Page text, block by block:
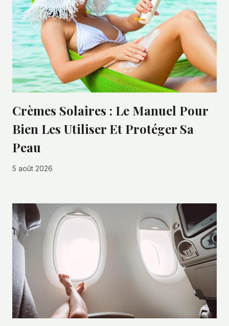
Crèmes Solaires : Le Manuel Pour
Bien Les Utiliser Et Protéger Sa
Peau
5 août 2026